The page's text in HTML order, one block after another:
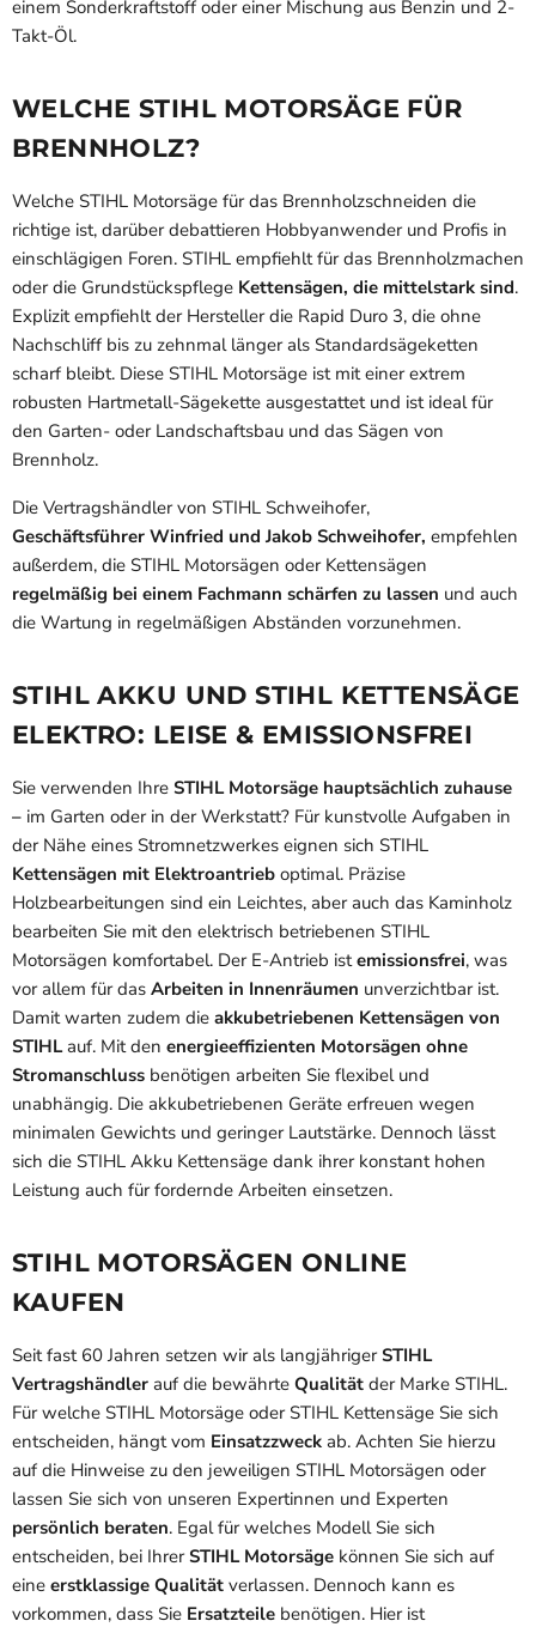
einem Sonderkraftstoff oder einer Mischung aus Benzin und 2-
Takt-Öl.
WELCHE STIHL MOTORSÄGE FÜR
BRENNHOLZ?
Welche STIHL Motorsäge für das Brennholzschneiden die
richtige ist, darüber debattieren Hobbyanwender und Profis in
einschlägigen Foren. STIHL empfiehlt für das Brennholzmachen
oder die Grundstückspflege Kettensägen, die mittelstark sind.
Explizit empfiehlt der Hersteller die Rapid Duro 3, die ohne
Nachschliff bis zu zehnmal länger als Standardsägeketten
scharf bleibt. Diese STIHL Motorsäge ist mit einer extrem
robusten Hartmetall-Sägekette ausgestattet und ist ideal für
den Garten- oder Landschaftsbau und das Sägen von
Brennholz.
Die Vertragshändler von STIHL Schweihofer,
Geschäftsführer Winfried und Jakob Schweihofer, empfehlen
außerdem, die STIHL Motorsägen oder Kettensägen
regelmäßig bei einem Fachmann schärfen zu lassen und auch
die Wartung in regelmäßigen Abständen vorzunehmen.
STIHL AKKU UND STIHL KETTENSÄGE
ELEKTRO: LEISE & EMISSIONSFREI
Sie verwenden Ihre STIHL Motorsäge hauptsächlich zuhause
– im Garten oder in der Werkstatt? Für kunstvolle Aufgaben in
der Nähe eines Stromnetzwerkes eignen sich STIHL
Kettensägen mit Elektroantrieb optimal. Präzise
Holzbearbeitungen sind ein Leichtes, aber auch das Kaminholz
bearbeiten Sie mit den elektrisch betriebenen STIHL
Motorsägen komfortabel. Der E-Antrieb istemissionsfrei, was
vor allem für das Arbeiten in Innenräumen unverzichtbar ist.
Damit warten zudem die akkubetriebenen Kettensägen von
STIHLauf. Mit den energieeffizienten Motorsägen ohne
Stromanschluss benötigen arbeiten Sie flexibel und
unabhängig. Die akkubetriebenen Geräte erfreuen wegen
minimalen Gewichts und geringer Lautstärke. Dennoch lässt
sich die STIHL Akku Kettensäge dank ihrer konstant hohen
Leistung auch für fordernde Arbeiten einsetzen.
STIHL MOTORSÄGEN ONLINE
KAUFEN
Seit fast 60 Jahren setzen wir als langjährigerSTIHL
Vertragshändler auf die bewährte Qualität der Marke STIHL.
Für welche STIHL Motorsäge oder STIHL Kettensäge Sie sich
entscheiden, hängt vom Einsatzzweck ab. Achten Sie hierzu
auf die Hinweise zu den jeweiligen STIHL Motorsägen oder
lassen Sie sich von unseren Expertinnen und Experten
persönlich beraten. Egal für welches Modell Sie sich
entscheiden, bei IhrerSTIHL Motorsäge können Sie sich auf
eine erstklassige Qualität verlassen. Dennoch kann es
vorkommen, dass Sie Ersatzteile benötigen. Hier ist